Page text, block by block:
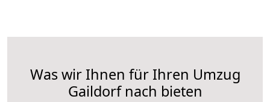
Was wir Ihnen für Ihren Umzug
Gaildorf nach bieten